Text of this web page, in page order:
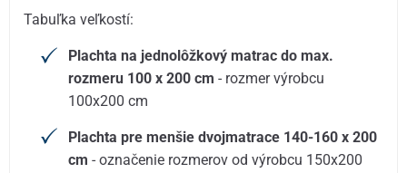
Tabuľka veľkostí:
Plachta na jednolôžkový matrac do max.
rozmeru 100 x 200 cm - rozmer výrobcu
100x200 cm
Plachta pre menšie dvojmatrace 140-160 x 200
cm - označenie rozmerov od výrobcu 150x200